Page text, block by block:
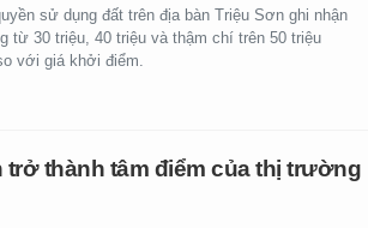
sử dụng đất trên địa bàn Triệu Sơn ghi nhận
từ 30 triệu, 40 triệu và thậm chí trên 50 triệu
với giá khởi điểm.
trở thành tâm điểm của thị trường